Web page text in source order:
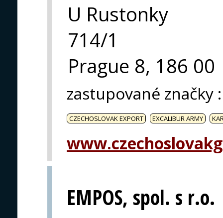
U Rustonky
714/1
Prague 8, 186 00
zastupované značky :
CZECHOSLOVAK EXPORT EXCALIBUR ARMY
EMPOS, spol. s r.o.